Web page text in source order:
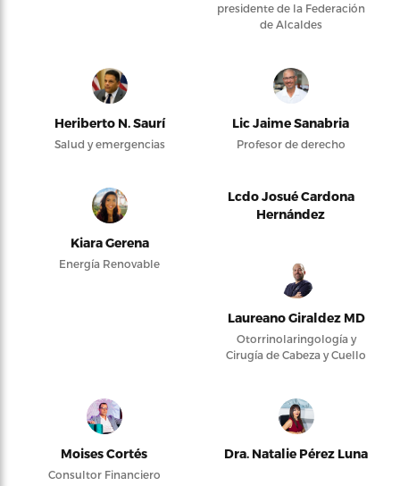
presidente de la Federación
de Alcaldes
Heriberto N. Saurí
Salud y emergencias
Lic Jaime Sanabria
Profesor de derecho
Kiara Gerena
Energía Renovable
Lcdo Josué Cardona
Hernández
Laureano Giraldez MD
Otorrinolaringología y
Cirugía de Cabeza y Cuello
Moises Cortés
Consultor Financiero
Dra. Natalie Pérez Luna